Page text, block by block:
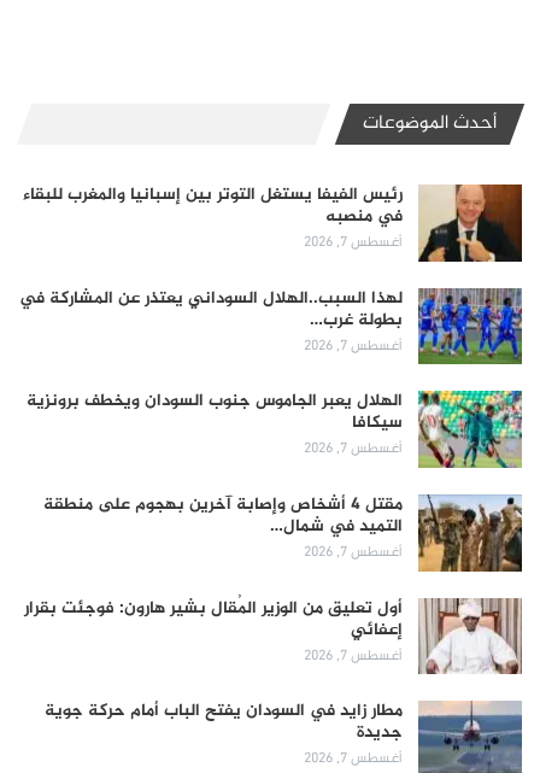
أحدث الموضوعات
رئيس الفيفا يستغل التوتر بين إسبانيا والمغرب للبقاء
في منصبه
أغسطس 7, 2026
لهذا السبب..الهلال السوداني يعتذر عن المشاركة في
بطولة غرب…
أغسطس 7, 2026
الهلال يعبر الجاموس جنوب السودان ويخطف برونزية
سيكافا
أغسطس 7, 2026
مقتل 4 أشخاص وإصابة آخرين بهجوم على منطقة
التميد في شمال…
أغسطس 7, 2026
أول تعليق من الوزير المُقال بشير هارون: فوجئت بقرار
إعفائي
أغسطس 7, 2026
مطار زايد في السودان يفتح الباب أمام حركة جوية
جديدة
أغسطس 7, 2026